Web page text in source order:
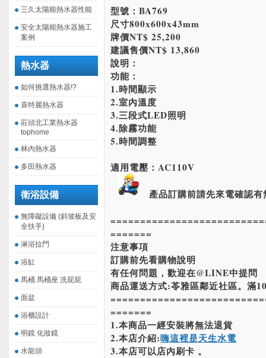
三久太陽能熱水器性能
安全太陽能熱水器施工
案例
熱水器
如何挑選熱水器!?
喜特麗熱水器
莊頭北工業熱水器
tophome
林內熱水器
多田熱水器
衛浴設備
無障礙設備 (斜坡板及安
全扶手)
淋浴拉門
浴缸
馬桶 馬桶座 洗屁屁
面盆
浴櫃設計
明鏡 化妝鏡
水龍頭
型號：BA769
尺寸800x600x43mm
牌價NT$ 25,200
建議售價NT$ 13,860
說明：
功能：
1.時間顯示
2.室內溫度
3.三段式LED照明
4.除霧功能
5.時間調整
適用電壓：AC110V
產品訂購前請先來電確認有
=======
注意事項
訂購前先看購物說明
有任何問題，歡迎在@LINE中提問
商品運送方式:苓雅區鄰近社區。滿
=======
1.本商品一經安裝將無法退貨
2.本店介紹:嗨這裡是天生水電
3.本店可以店內刷卡 。